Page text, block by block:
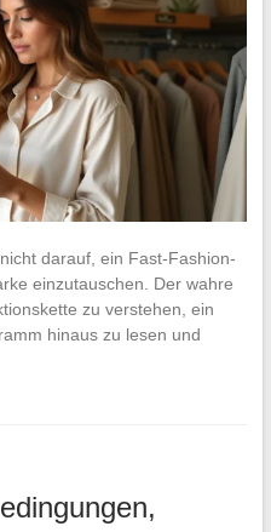
darauf, ein Fast-Fashion-
einzutauschen. Der wahre
zu verstehen, ein
hinaus zu lesen und